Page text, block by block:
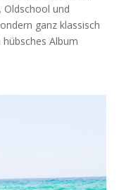
Oldschool und
ganz klassisch
Album